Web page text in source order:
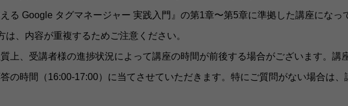
る Google タグマネージャー 実践入門』の第1章〜第5章に準拠した講座になっ
は、内容が重複するためご注意ください。
上、受講者様の進捗状況によって講座の時間が前後する場合がございます。講
の時間（16:00-17:00）に当てさせていただきます。特にご質問がない場合は